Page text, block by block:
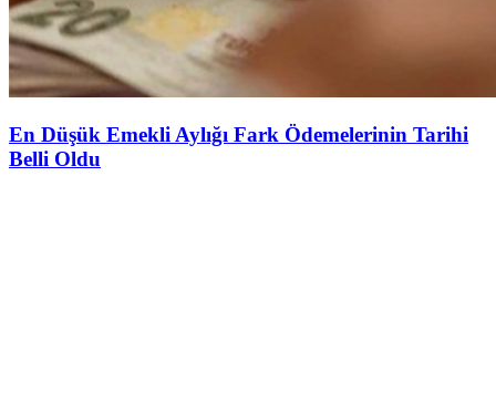
En Düşük Emekli Aylığı Fark Ödemelerinin Tarihi
Belli Oldu